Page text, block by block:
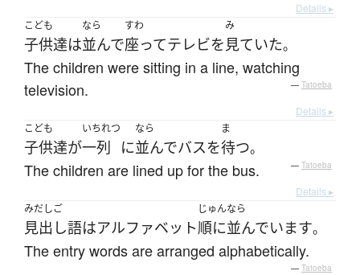
Details ▸
こども
子供達は
なら
並んで
すわ
座ってテレビを
み
見ていた。
The children were sitting in a line, watching
television.
— Tatoeba
Details ▸
こども
子供達が
いちれつ
一列 に
なら
並んでバスを
ま
待つ。
The children are lined up for the bus. — Tatoeba
Details ▸
みだしご
見出し語はアルファベット
じゅん
順に
なら
並んでいます。
The entry words are arranged alphabetically.
— Tatoeba